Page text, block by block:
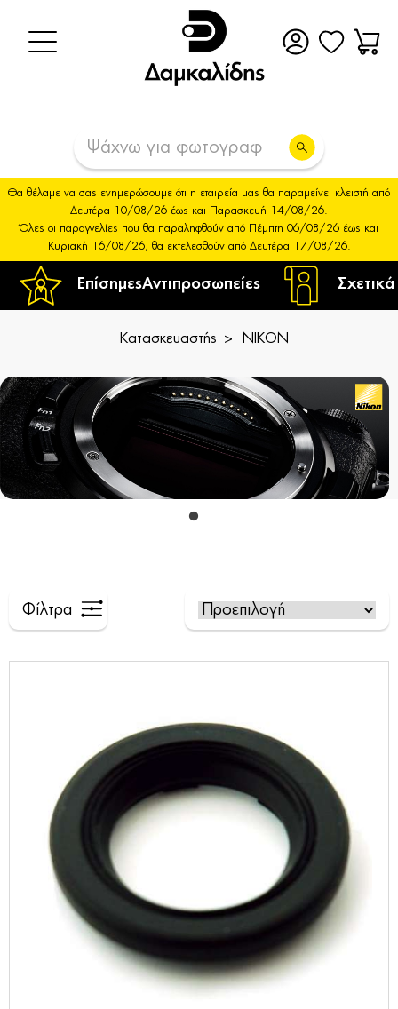
ΕπίσημεςΑντιπροσωπείες
Θα θέλαμε να σας ενημερώσουμε ότι η εταιρεία μας θα παραμείνει κλειστή από
Δευτέρα 10/08/26 έως και Παρασκευή 14/08/26.
Όλες οι παραγγελίες που θα παραληφθούν από Πέμπτη 06/08/26 έως και
Κυριακή 16/08/26, θα εκτελεσθούν από Δευτέρα 17/08/26.
Κατασκευαστής NIKON
Φίλτρα